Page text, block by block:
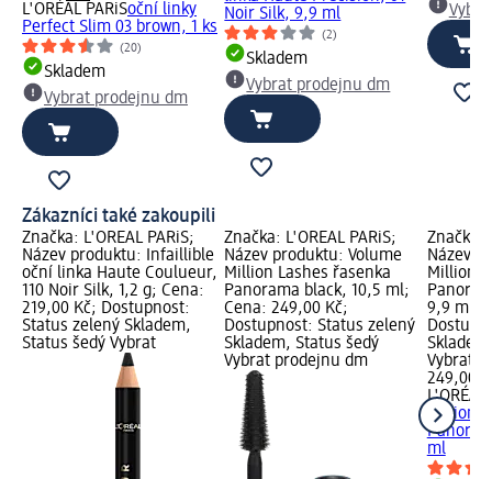
L'ORÉAL PARiSoční linky
Perfect Slim 03 brown, 1 ks
(20)
Skladem
Vybrat prodejnu dm
Noir Silk, 9,9 ml
(2)
Skladem
Vybrat prodejnu dm
Zákazníci také zakoupili
Značka: L'ORÉAL PARiS;
Název produktu: Infaillible
oční linka Haute Coulueur,
110 Noir Silk, 1,2 g; Cena:
219,00 Kč; Dostupnost:
Status zelený Skladem,
Status šedý Vybrat
Značka: L'ORÉAL PARiS;
Název produktu: Volume
Million Lashes řasenka
Panorama black, 10,5 ml;
Cena: 249,00 Kč;
Dostupnost: Status zelený
Skladem, Status šedý
Vybrat prodejnu dm
Značka:
Název
Million
9,9 ml;
Vybrat
249,00
L'ORÉAL
Million
ml